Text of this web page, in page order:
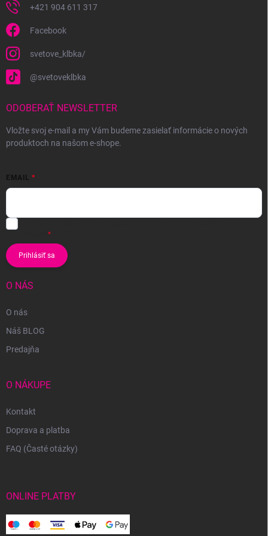
+421 904 611 317
Facebook
svetove_klbka/
@svetoveklbka
ODOBERAŤ NEWSLETTER
Vložte svoj e-mail a my Vám budeme zasielať informácie o nových
produktoch na našom e-shope.
EMAIL
Prihlásiť sa
O NÁS
O nás
Náš BLOG
Predajňa
O NÁKUPE
Kontakt
Doprava a platba
FAQ (Časté otázky)
ONLINE PLATBY